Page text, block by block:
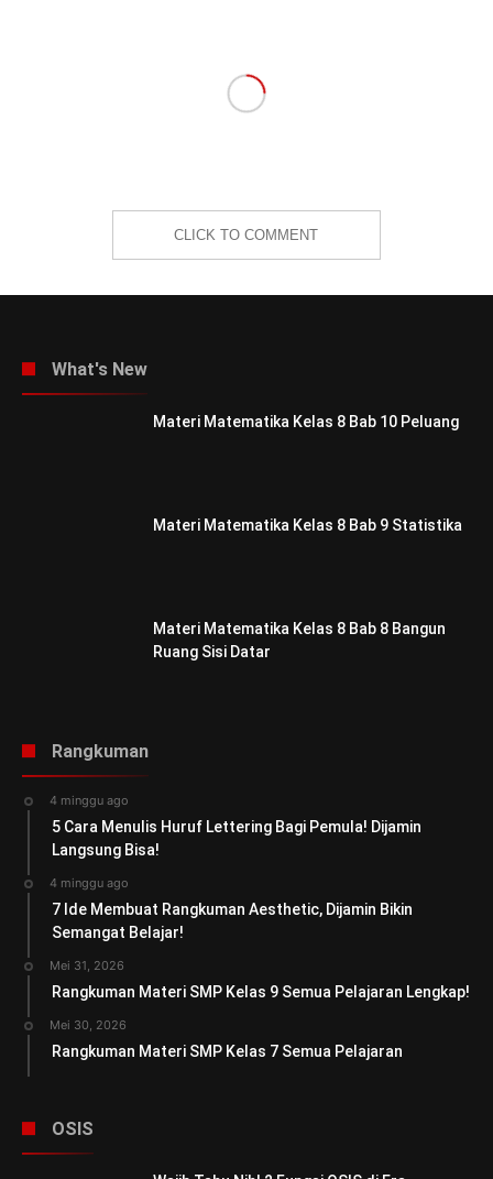
CLICK TO COMMENT
What's New
Materi Matematika Kelas 8 Bab 10 Peluang
Materi Matematika Kelas 8 Bab 9 Statistika
Materi Matematika Kelas 8 Bab 8 Bangun
Ruang Sisi Datar
Rangkuman
4 minggu ago
5 Cara Menulis Huruf Lettering Bagi Pemula! Dijamin
Langsung Bisa!
4 minggu ago
7 Ide Membuat Rangkuman Aesthetic, Dijamin Bikin
Semangat Belajar!
Mei 31, 2026
Rangkuman Materi SMP Kelas 9 Semua Pelajaran Lengkap!
Mei 30, 2026
Rangkuman Materi SMP Kelas 7 Semua Pelajaran
OSIS